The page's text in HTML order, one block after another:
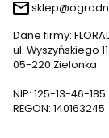
Dane firmy:
ul. Wyszyńskiego 11
05-220 Zielonka
NIP: 125-13-46-185
REGON: 140163245